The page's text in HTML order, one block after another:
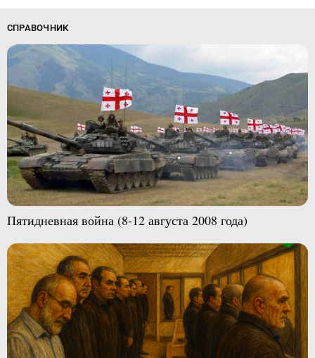
СПРАВОЧНИК
Пятидневная война (8-12 августа 2008 года)